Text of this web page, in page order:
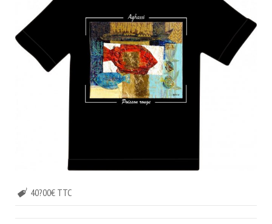
40?00€ TTC